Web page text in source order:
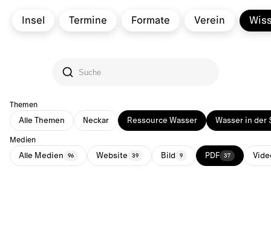
Insel Termine Formate Verein
Themen
Alle Themen Neckar Ressource Wasser Wasser in der
Medien
Alle Medien 96 Website 39 Bild 9 PDF 37